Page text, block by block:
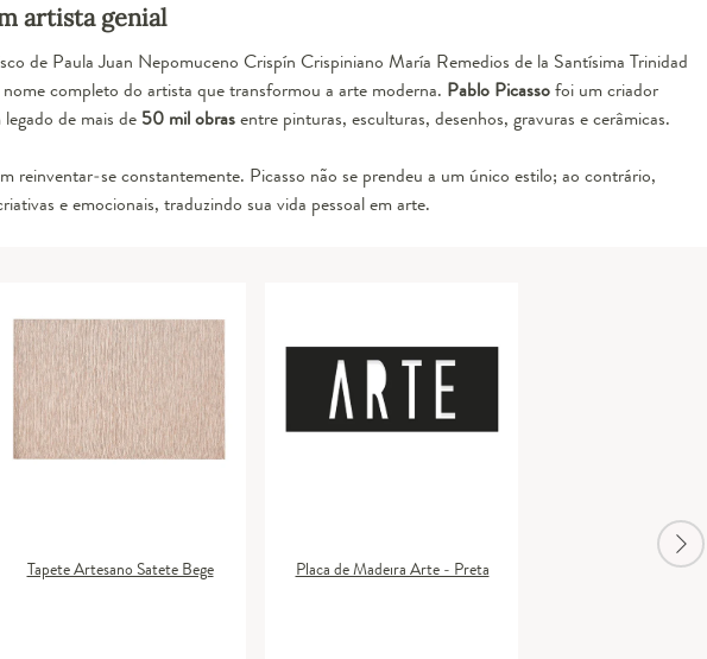
artista genial
de Paula Juan Nepomuceno Crispín Crispiniano María Remedios de la Santísima Trinidad
completo do artista que transformou a arte moderna. Pablo Picassofoi um criador
de mais de 50 mil obrasentre pinturas, esculturas, desenhos, gravuras e cerâmicas.
reinventar-se constantemente. Picasso não se prendeu a um único estilo; ao contrário,
e emocionais, traduzindo sua vida pessoal em arte.
Tapete Artesano Satete Bege Placa de Madeira Arte - Preta